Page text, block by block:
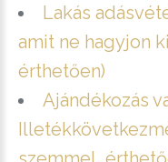
Lakás
amit ne hagyjon
érthetően)
Ajándékozás